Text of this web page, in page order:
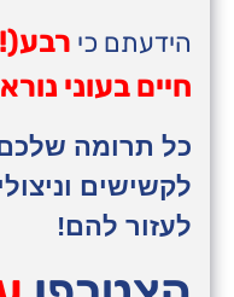
הידעתם כי
חיים בעוני
כל תרומה
לקשישים
לעזור להם!